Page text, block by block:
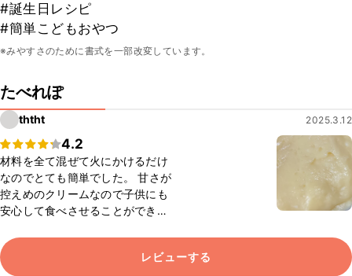
#誕生日レシピ
#簡単こどもおやつ
※みやすさのために書式を一部改変しています。
たべれぽ
ththt 2025.3.12
4.2
材料を全て混ぜて火にかけるだけ
なのでとても簡単でした。 甘さが
控えめのクリームなので子供にも
安心して食べさせることができま
レビューする